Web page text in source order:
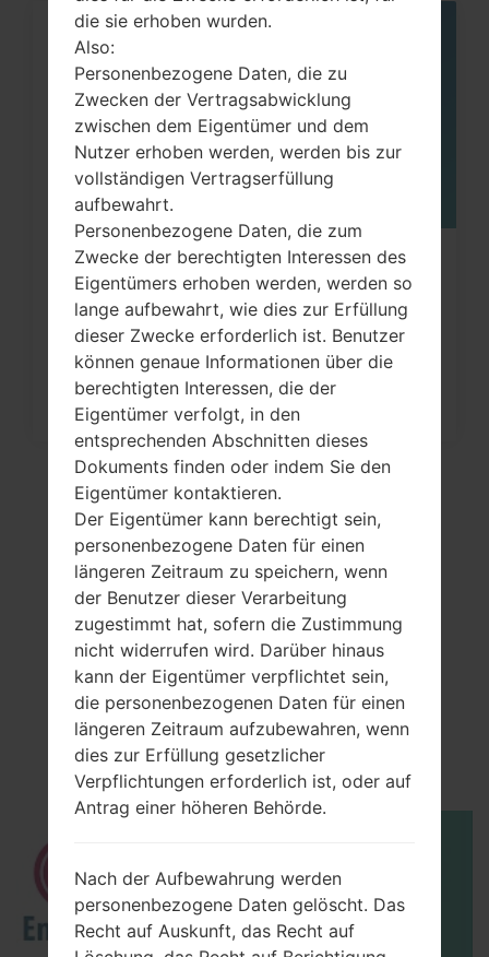
Wie kann man die
Werkseinstellungen durch Menü
auf...
Video
LGP350G(LGP350G)
akaLG Optimus Me
die sie erhoben wurden.
Also:
Personenbezogene Daten, die zu
Zwecken der Vertragsabwicklung
zwischen dem Eigentümer und dem
Nutzer erhoben werden, werden bis zur
vollständigen Vertragserfüllung
aufbewahrt.
Personenbezogene Daten, die zum
Zwecke der berechtigten Interessen des
Eigentümers erhoben werden, werden so
lange aufbewahrt, wie dies zur Erfüllung
dieser Zwecke erforderlich ist. Benutzer
können genaue Informationen über die
berechtigten Interessen, die der
Eigentümer verfolgt, in den
entsprechenden Abschnitten dieses
Dokuments finden oder indem Sie den
Eigentümer kontaktieren.
Der Eigentümer kann berechtigt sein,
personenbezogene Daten für einen
längeren Zeitraum zu speichern, wenn
der Benutzer dieser Verarbeitung
zugestimmt hat, sofern die Zustimmung
nicht widerrufen wird. Darüber hinaus
kann der Eigentümer verpflichtet sein,
die personenbezogenen Daten für einen
längeren Zeitraum aufzubewahren, wenn
dies zur Erfüllung gesetzlicher
Verpflichtungen erforderlich ist, oder auf
Antrag einer höheren Behörde.
Nach der Aufbewahrung werden
personenbezogene Daten gelöscht. Das
Recht auf Auskunft, das Recht auf